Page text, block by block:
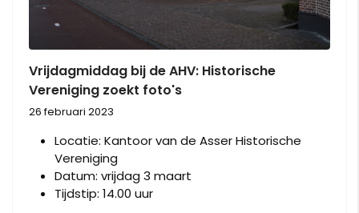
Vrijdagmiddag bij de AHV: Historische
Vereniging zoekt foto's
26 februari 2023
Locatie: Kantoor van de Asser Historische
Vereniging
Datum: vrijdag 3 maart
Tijdstip: 14.00 uur